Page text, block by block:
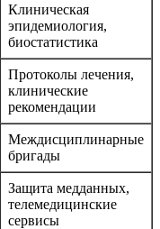
Клиническая
эпидемиология,
биостатистика
Протоколы лечения,
клинические
рекомендации
Междисциплинарные
бригады
Защита медданных,
телемедицинские
сервисы